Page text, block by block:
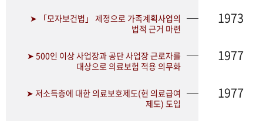
➤ 「모자보건법」 제정으로 가족계획사업의
법적 근거 마련
1973
➤ 500인 이상 사업장과 공단 사업장 근로자를
대상으로 의료보험 적용 의무화
1977
➤ 저소득층에 대한 의료보호제도(현 의료급여
제도) 도입
1977